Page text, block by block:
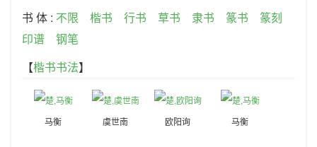
书 体 : 不限 楷书 行书 草书 隶书 篆书
篆刻
印谱
钢笔
【楷书书法】
马衡 虞世南 欧阳询 马衡